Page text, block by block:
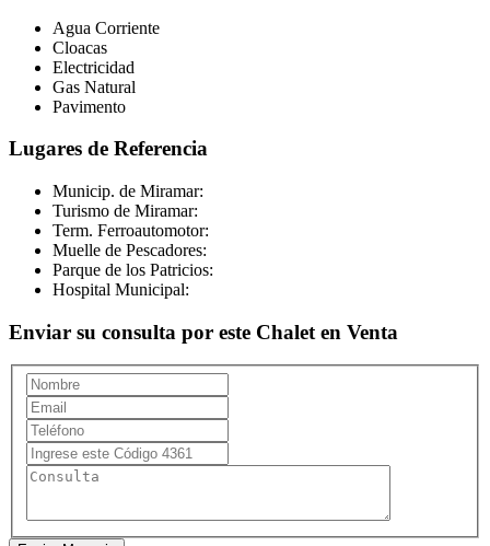
Agua Corriente
Cloacas
Electricidad
Gas Natural
Pavimento
Lugares de Referencia
Municip. de Miramar:
Turismo de Miramar:
Term. Ferroautomotor:
Muelle de Pescadores:
Parque de los Patricios:
Hospital Municipal:
Enviar su consulta por este Chalet en Venta